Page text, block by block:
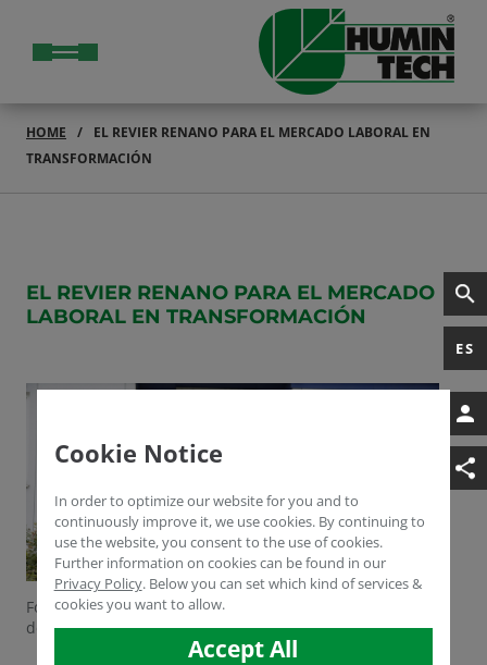
ES
HOME
EL REVIER RENANO PARA EL MERCADO LABORAL EN
TRANSFORMACIÓN
EL REVIER RENANO PARA EL MERCADO
LABORAL EN TRANSFORMACIÓN
Foto: Dieter Staniek/derechos de uso: Agencia de Empleo
de Mönchengladbach
Cookie Notice
In order to optimize our website for you and to
continuously improve it, we use cookies. By continuing to
use the website, you consent to the use of cookies.
Further information on cookies can be found in our
Privacy Policy. Below you can set which kind of services &
cookies you want to allow.
Accept All